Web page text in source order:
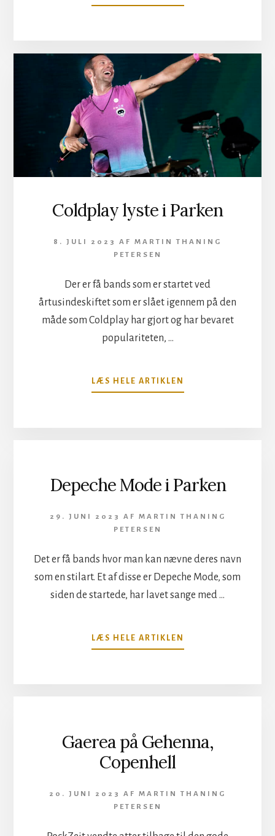
THE
Coldplay lyste i Parken
8. JULI 2023 AF MARTIN THANING
PETERSEN
Der er få bands som er startet ved
årtusindeskiftet som er slået igennem på den
måde som Coldplay har gjort og har bevaret
populariteten, …
LÆS HELE ARTIKLEN
COLDPLAY
Depeche Mode i Parken
29. JUNI 2023 AF MARTIN THANING
PETERSEN
Det er få bands hvor man kan nævne deres navn
som en stilart. Et af disse er Depeche Mode, som
siden de startede, har lavet sange med …
LÆS HELE ARTIKLEN
DEPECHE
Gaerea på Gehenna,
Copenhell
20. JUNI 2023 AF MARTIN THANING
PETERSEN